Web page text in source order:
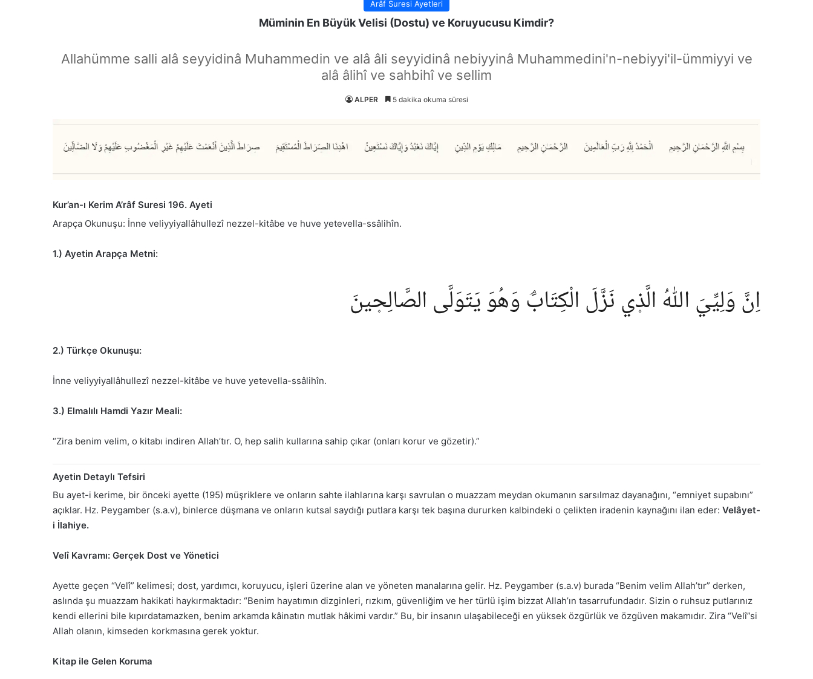
Arâf Suresi Ayetleri
Müminin En Büyük Velisi (Dostu) ve Koruyucusu Kimdir?
Allahümme salli alâ seyyidinâ Muhammedin ve alâ âli seyyidinâ nebiyyinâ Muhammedini'n-nebiyyi'il-ümmiyyi ve
alâ âlihî ve sahbihî ve sellim
ALPER 5 dakika okuma süresi
Kur’an-ı Kerim A’râf Suresi 196. Ayeti
Arapça Okunuşu: İnne veliyyiyallâhullezî nezzel-kitâbe ve huve yetevella-ssâlihîn.
1.) Ayetin Arapça Metni:
اِنَّ وَلِيِّيَ اللّٰهُ الَّذ۪ي نَزَّلَ الْكِتَابَۘ وَهُوَ يَتَوَلَّى الصَّالِح۪ينَ
2.) Türkçe Okunuşu:
İnne veliyyiyallâhullezî nezzel-kitâbe ve huve yetevella-ssâlihîn.
3.) Elmalılı Hamdi Yazır Meali:
“Zira benim velim, o kitabı indiren Allah’tır. O, hep salih kullarına sahip çıkar (onları korur ve gözetir).”
Ayetin Detaylı Tefsiri
Bu ayet-i kerime, bir önceki ayette (195) müşriklere ve onların sahte ilahlarına karşı savrulan o muazzam meydan okumanın sarsılmaz dayanağını, “emniyet supabını”
açıklar. Hz. Peygamber (s.a.v), binlerce düşmana ve onların kutsal saydığı putlara karşı tek başına dururken kalbindeki o çelikten iradenin kaynağını ilan eder: Velâyet-
i İlahiye.
Velî Kavramı: Gerçek Dost ve Yönetici
Ayette geçen “Velî” kelimesi; dost, yardımcı, koruyucu, işleri üzerine alan ve yöneten manalarına gelir. Hz. Peygamber (s.a.v) burada “Benim velim Allah’tır” derken,
aslında şu muazzam hakikati haykırmaktadır: “Benim hayatımın dizginleri, rızkım, güvenliğim ve her türlü işim bizzat Allah’ın tasarrufundadır. Sizin o ruhsuz putlarınız
kendi ellerini bile kıpırdatamazken, benim arkamda kâinatın mutlak hâkimi vardır.” Bu, bir insanın ulaşabileceği en yüksek özgürlük ve özgüven makamıdır. Zira “Velî”si
Allah olanın, kimseden korkmasına gerek yoktur.
Kitap ile Gelen Koruma